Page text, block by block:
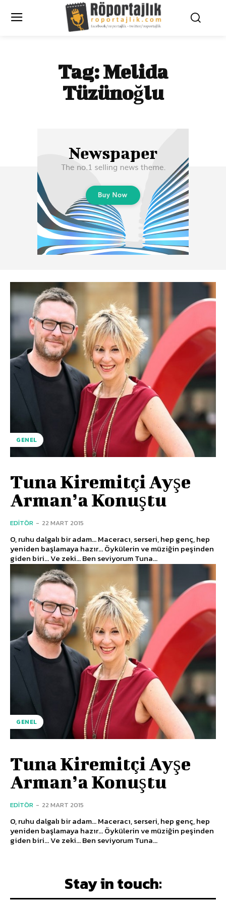
Tag:Melida
Tüzünoğlu
GENEL
Tuna Kiremitçi Ayşe
Arman’a Konuştu
EDITÖR - 22 MART 2015
O, ruhu dalgalı bir adam... Maceracı, serseri, hep genç, hep
yeniden başlamaya hazır... Öykülerin ve müziğin peşinden
giden biri... Ve zeki... Ben seviyorum Tuna...
GENEL
Tuna Kiremitçi Ayşe
Arman’a Konuştu
EDITÖR - 22 MART 2015
O, ruhu dalgalı bir adam... Maceracı, serseri, hep genç, hep
yeniden başlamaya hazır... Öykülerin ve müziğin peşinden
giden biri... Ve zeki... Ben seviyorum Tuna...
Stay in touch: